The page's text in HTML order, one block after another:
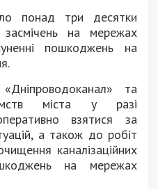
понад три десятки
на мережах
пошкоджень на
та
міста у разі
взятися за
а також до робіт
каналізаційних
на мережах